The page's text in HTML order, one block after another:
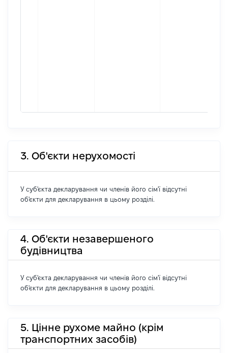
3. Об'єкти нерухомості
У суб'єкта декларування чи членів його сім'ї відсутні
об'єкти для декларування в цьому розділі.
4. Об'єкти незавершеного
будівництва
У суб'єкта декларування чи членів його сім'ї відсутні
об'єкти для декларування в цьому розділі.
5. Цінне рухоме майно (крім
транспортних засобів)